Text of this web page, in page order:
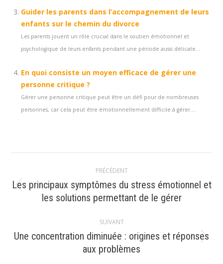
Guider les parents dans l’accompagnement de leurs
enfants sur le chemin du divorce
Les parents jouent un rôle crucial dans le soutien émotionnel et
psychologique de leurs enfants pendant une période aussi délicate...
En quoi consiste un moyen efficace de gérer une
personne critique ?
Gérer une personne critique peut être un défi pour de nombreuses
personnes, car cela peut être émotionnellement difficile à gérer....
article
PRÉCÉDENT
Article
précédent
Les principaux symptômes du stress émotionnel et
les solutions permettant de le gérer
SUIVANT
Article
suivant
Une concentration diminuée : origines et réponses
aux problèmes